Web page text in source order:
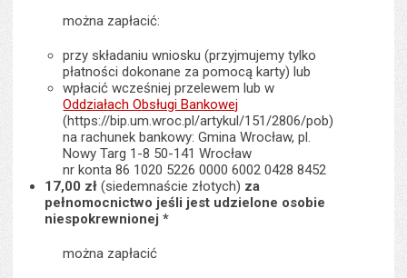
można zapłacić:
przy składaniu wniosku (przyjmujemy tylko
płatności dokonane za pomocą karty) lub
wpłacić wcześniej przelewem lub w
Oddziałach Obsługi Bankowej
(https://bip.um.wroc.pl/artykul/151/2806/pob)
na rachunek bankowy: Gmina Wrocław, pl.
Nowy Targ 1-8 50-141 Wrocław
nr konta 86 1020 5226 0000 6002 0428 8452
17,00 zł (siedemnaście złotych) za
pełnomocnictwo jeśli jest udzielone osobie
niespokrewnionej *
można zapłacić